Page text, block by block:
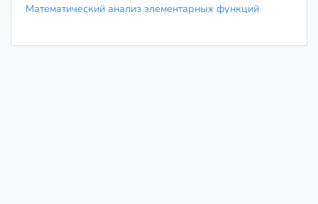
Математический анализ элементарных функций